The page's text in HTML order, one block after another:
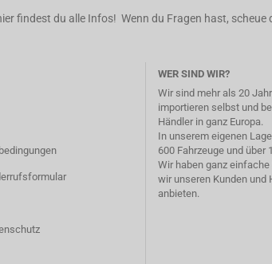
findest du alle Infos! Wenn du Fragen hast,
WER SIND WIR?
Wir sind mehr als 20
importieren selbst und
Händler in ganz Europa.
In unserem eigenen
600 Fahrzeuge und über
Wir haben ganz
wir unseren Kunden und
anbieten.